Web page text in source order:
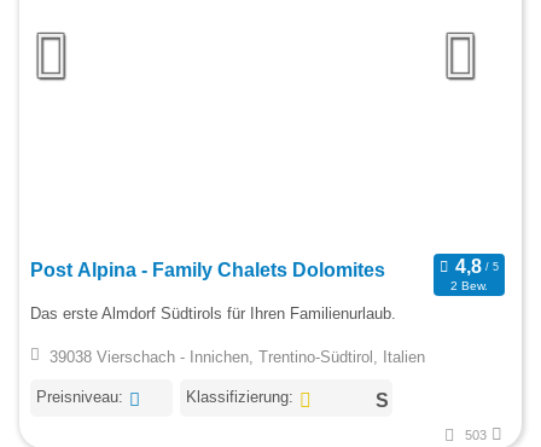
Post Alpina - Family Chalets Dolomites
2 Bew.
Das erste Almdorf Südtirols für Ihren Familienurlaub.
39038 Vierschach - Innichen, Trentino-Südtirol, Italien
Preisniveau: Klassifizierung:
503